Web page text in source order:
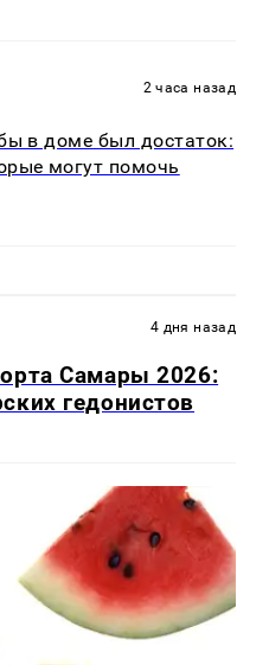
2 часа назад
в доме был достаток:
могут помочь
4 дня назад
Самары 2026:
гедонистов